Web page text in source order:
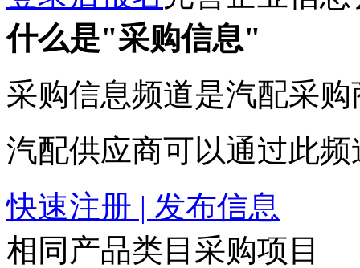
什么是"采购信息"
采购信息频道是汽配采
汽配供应商可以通过此
快速注册 | 发布信息
相同产品类目采购项目